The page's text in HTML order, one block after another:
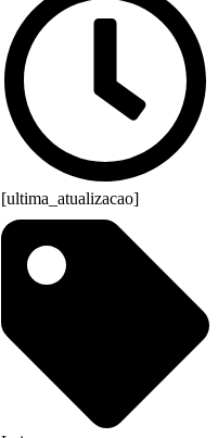
[ultima_atualizacao]